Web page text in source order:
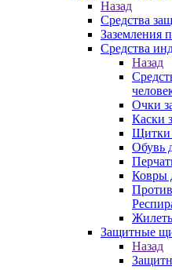
Назад
Средства
Заземления
Средства
Назад
Очки
Каски
Щитки
Обувь
Ковры
Защитные
Назад